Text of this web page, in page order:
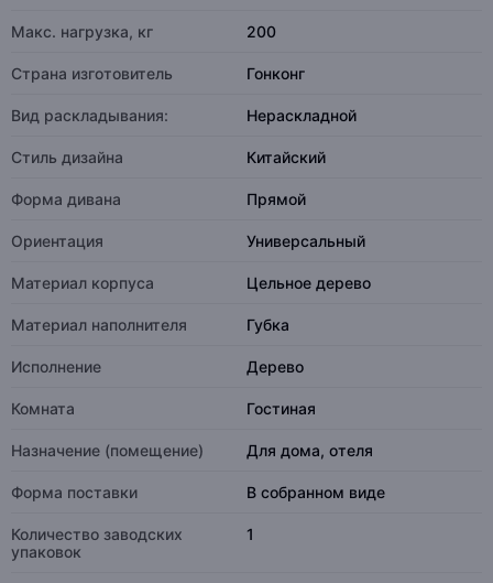
Макс. нагрузка, кг 200
Страна изготовитель Гонконг
Вид раскладывания: Нераскладной
Стиль дизайна Китайский
Форма дивана Прямой
Ориентация Универсальный
Материал корпуса Цельное дерево
Материал наполнителя Губка
Исполнение Дерево
Комната Гостиная
Назначение (помещение) Для дома, отеля
Форма поставки В собранном виде
Количество заводских
упаковок
1